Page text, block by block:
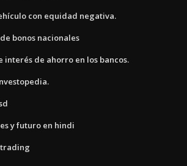
con equidad negativa.
bonos nacionales
interés de ahorro en los bancos.
y futuro en hindi